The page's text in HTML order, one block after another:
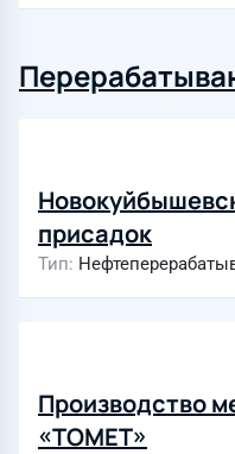
присадок
Тип
Производство
«ТОМЕТ»